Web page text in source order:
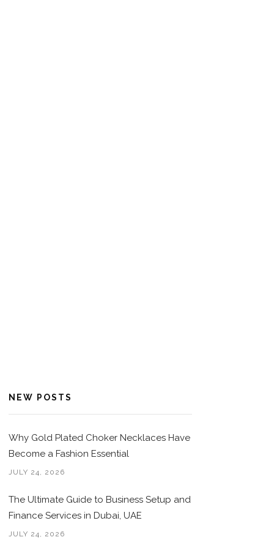
NEW POSTS
Why Gold Plated Choker Necklaces Have
Become a Fashion Essential
JULY 24, 2026
The Ultimate Guide to Business Setup and
Finance Services in Dubai, UAE
JULY 24, 2026